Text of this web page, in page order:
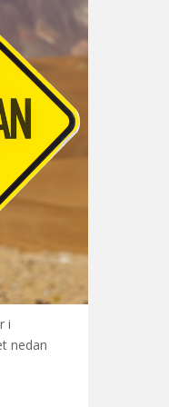
i
nedan